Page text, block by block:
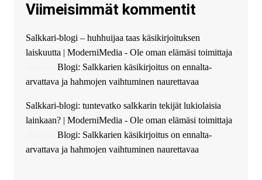
guest_4889 :Cmon Suomi 👏
The Admin: High five! You’ve
successfully installed Simple
Ajax Chat.
Viimeisimmät kommentit
Salkkari-blogi – huhhuijaa taas käsikirjoituksen
laiskuutta | ModerniMedia - Ole oman elämäsi toimittaja
Blogi: Salkkarien käsikirjoitus on ennalta-
arvattava ja hahmojen vaihtuminen naurettavaa
Salkkari-blogi: tuntevatko salkkarin tekijät lukiolaisia
lainkaan? | ModerniMedia - Ole oman elämäsi toimittaja
Blogi: Salkkarien käsikirjoitus on ennalta-
arvattava ja hahmojen vaihtuminen naurettavaa